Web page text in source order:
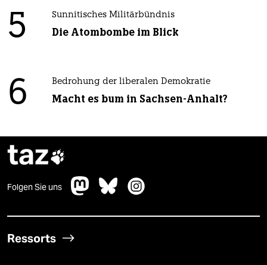
5 Sunnitisches Militärbündnis
Die Atombombe im Blick
6 Bedrohung der liberalen Demokratie
Macht es bum in Sachsen-Anhalt?
taz
Folgen Sie uns
Ressorts